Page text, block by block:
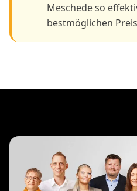
Meschede so
bestmöglichen